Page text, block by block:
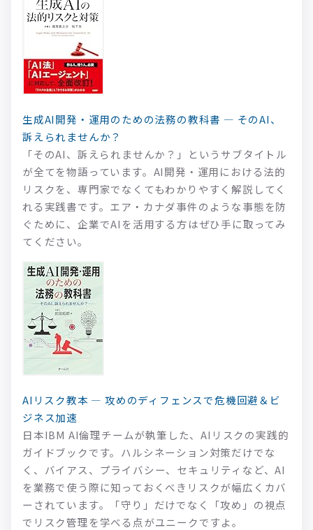
生成AI開発・運用のための法務の教科書 — そのAI、
訴えられませんか？
「そのAI、訴えられませんか？」というサブタイトル
が全てを物語っています。AI開発・運用における法的
リスクを、専門家でなくてもわかりやすく解説してく
れる実践書です。エア・カナダ事件のような事態を防
ぐために、企業でAIを活用する方はぜひ手に取ってみ
てください。
AIリスク教本 — 攻めのディフェンスで危機回避＆ビ
ジネス加速
日本IBM AI倫理チームが執筆した、AIリスクの実践的
ガイドブックです。ハルシネーション対策だけでな
く、バイアス、プライバシー、セキュリティなど、AI
を業務で使う際に知っておくべきリスクが幅広くカバ
ーされています。「守り」だけでなく「攻め」の視点
でリスク管理を学べる点がユニークですよ。